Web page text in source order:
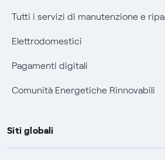
Tutti i servizi di manutenzione e
Elettrodomestici
Pagamenti digitali
Comunità Energetiche Rinnovabili
Siti globali